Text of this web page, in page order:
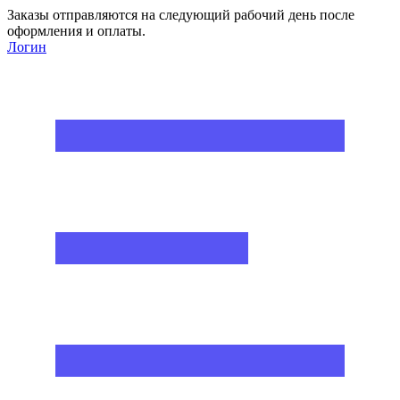
Заказы отправляются на следующий рабочий день после
оформления и оплаты.
Логин